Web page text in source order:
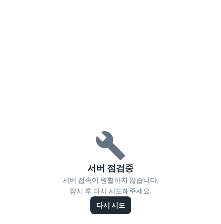
서버 점검중
서버 접속이 원활하지 않습니다.
잠시 후 다시 시도해주세요.
다시 시도